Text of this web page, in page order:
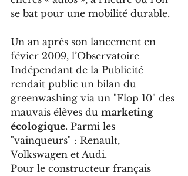
se bat pour une mobilité durable.
Un an après son lancement en
févier 2009, l’Observatoire
Indépendant de la Publicité
rendait public un bilan du
greenwashing via un "Flop 10" des
mauvais élèves du marketing
écologique. Parmi les
"vainqueurs" : Renault,
Volkswagen et Audi.
Pour le constructeur français